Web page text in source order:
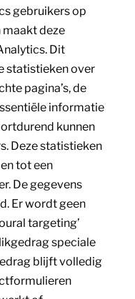
gebruikers op
maakt deze
Dit
statistieken over
pagina’s, de
informatie
kunnen
Deze statistieken
tot een
De gegevens
Er wordt geen
targeting’
speciale
blijft volledig